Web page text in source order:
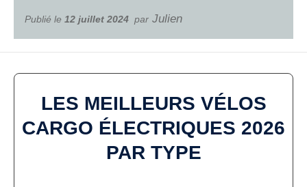
Publié le 12 juillet 2024 par Julien
LES MEILLEURS VÉLOS
CARGO ÉLECTRIQUES 2026
PAR TYPE